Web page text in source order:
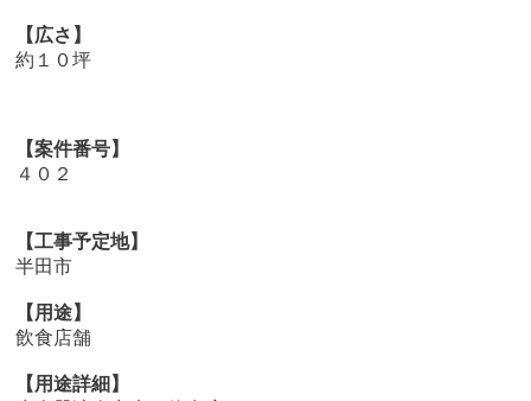
【広さ】
約１０坪
【案件番号】
４０２
【工事予定地】
半田市
【用途】
飲食店舗
【用途詳細】